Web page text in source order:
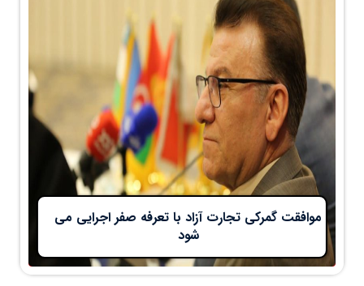
موافقت گمرکی تجارت آزاد با تعرفه صفر اجرایی می
شود